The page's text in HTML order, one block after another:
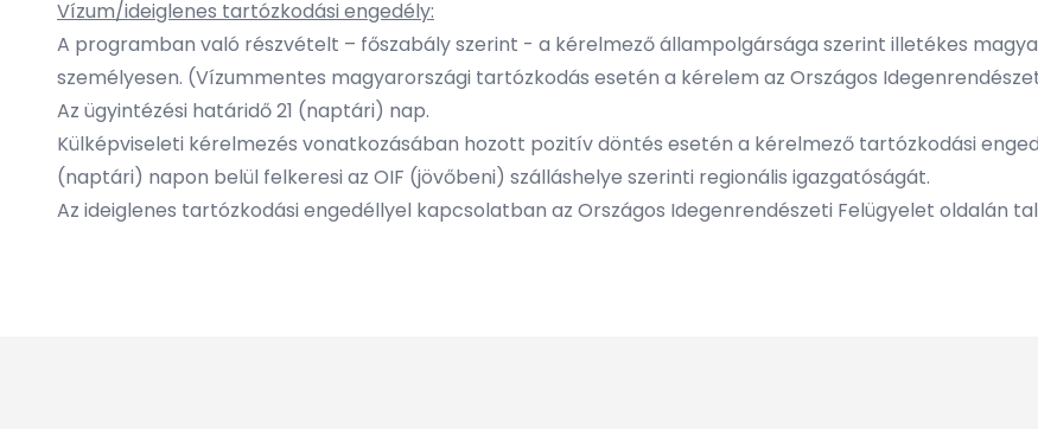
Vízum/ideiglenes tartózkodási engedély:
A programban való részvételt – főszabály szerint - a kérelmező állampolgársága szerint illetékes
személyesen. (Vízummentes magyarországi tartózkodás esetén a kérelem az Országos
Az ügyintézési határidő 21 (naptári) nap.
Külképviseleti kérelmezés vonatkozásában hozott pozitív döntés esetén a kérelmező tartózkodási
(naptári) napon belül felkeresi az OIF (jövőbeni) szálláshelye szerinti regionális igazgatóságát.
Az ideiglenes tartózkodási engedéllyel kapcsolatban az Országos Idegenrendészeti Felügyelet oldalán